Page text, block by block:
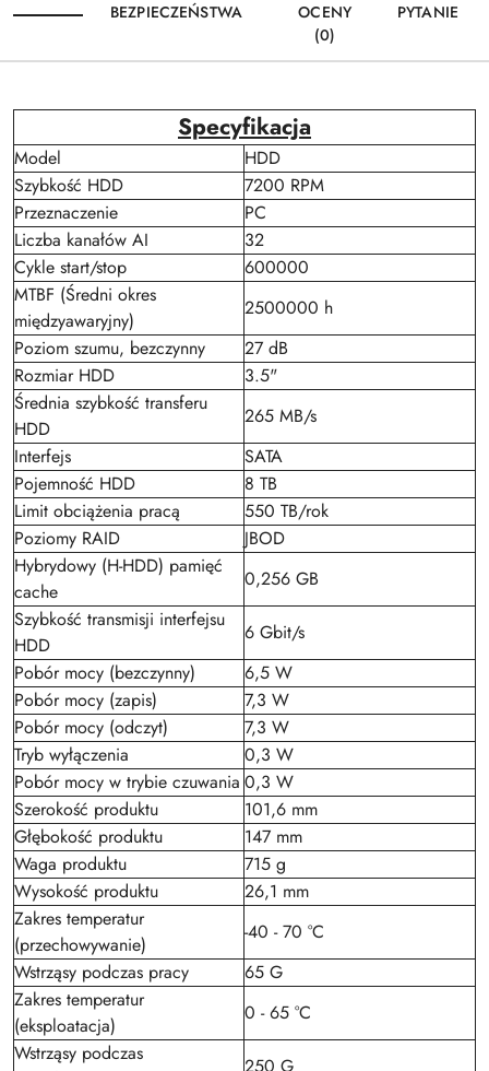
BEZPIECZEŃSTWA
OCENY
(0)
PYTANIE
Specyfikacja
Model
HDD
Szybkość HDD
7200 RPM
Przeznaczenie
PC
Liczba kanałów AI
32
Cykle start/stop
600000
MTBF (Średni okres
międzyawaryjny)
2500000 h
Poziom szumu, bezczynny
27 dB
Rozmiar HDD
3.5"
Średnia szybkość transferu
HDD
265 MB/s
Interfejs
SATA
Pojemność HDD
8 TB
Limit obciążenia pracą
550 TB/rok
Poziomy RAID
JBOD
Hybrydowy (H-HDD) pamięć
cache
0,256 GB
Szybkość transmisji interfejsu
HDD
6 Gbit/s
Pobór mocy (bezczynny)
6,5 W
Pobór mocy (zapis)
7,3 W
Pobór mocy (odczyt)
7,3 W
Tryb wyłączenia
0,3 W
Pobór mocy w trybie czuwania 0,3 W
Szerokość produktu
101,6 mm
Głębokość produktu
147 mm
Waga produktu
715 g
Wysokość produktu
26,1 mm
Zakres temperatur
(przechowywanie)
-40 - 70 °C
Wstrząsy podczas pracy
65 G
Zakres temperatur
(eksploatacja)
0 - 65 °C
Wstrząsy podczas